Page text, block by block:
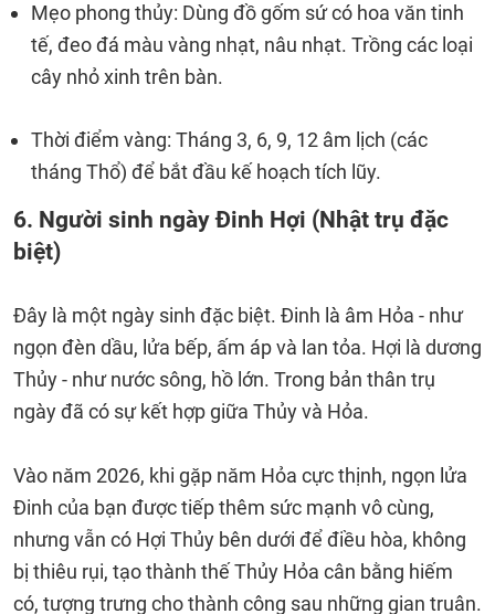
Mẹo phong thủy: Dùng đồ gốm sứ có hoa văn tinh
tế, đeo đá màu vàng nhạt, nâu nhạt. Trồng các loại
cây nhỏ xinh trên bàn.
Thời điểm vàng: Tháng 3, 6, 9, 12 âm lịch (các
tháng Thổ) để bắt đầu kế hoạch tích lũy.
6. Người sinh ngày Đinh Hợi (Nhật trụ đặc
biệt)
Đây là một ngày sinh đặc biệt. Đinh là âm Hỏa - như
ngọn đèn dầu, lửa bếp, ấm áp và lan tỏa. Hợi là dương
Thủy - như nước sông, hồ lớn. Trong bản thân trụ
ngày đã có sự kết hợp giữa Thủy và Hỏa.
Vào năm 2026, khi gặp năm Hỏa cực thịnh, ngọn lửa
Đinh của bạn được tiếp thêm sức mạnh vô cùng,
nhưng vẫn có Hợi Thủy bên dưới để điều hòa, không
bị thiêu rụi, tạo thành thế Thủy Hỏa cân bằng hiếm
có, tượng trưng cho thành công sau những gian truân.